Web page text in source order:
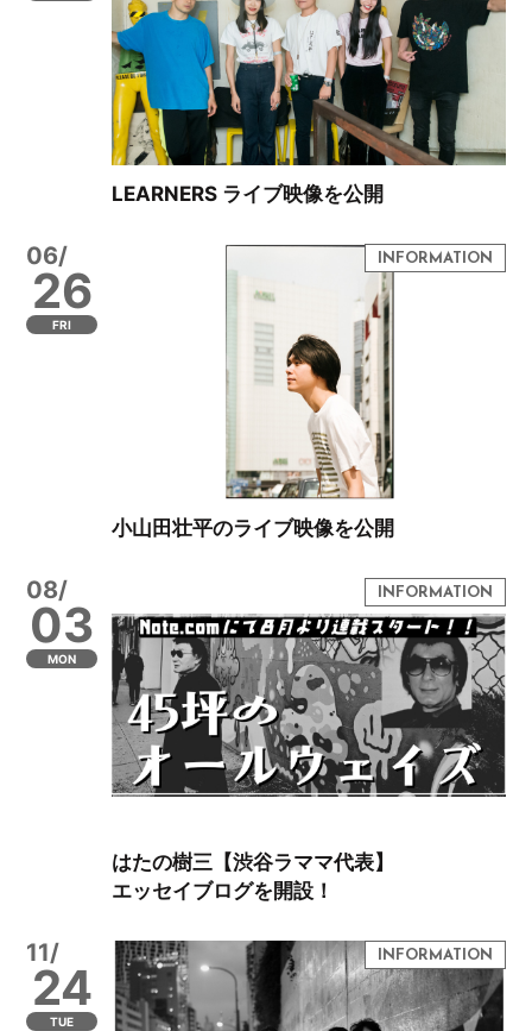
LEARNERS ライブ映像を公開
06/
26
FRI
小山田壮平のライブ映像を公開
08/
03
MON
はたの樹三【渋谷ラママ代表】
エッセイブログを開設！
11/
24
TUE